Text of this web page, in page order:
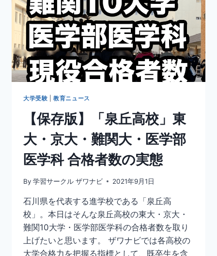
『2021
年
度
入
試
果』
詳
解
大学受験 |教育ニュース
【保存版】「泉丘高校」東
大・京大・難関大・医学部
医学科 合格者数の実態
By 学習サークル ザワナビ 2021年9月1日
石川県を代表する進学校である「泉丘高
校」。本日はそんな泉丘高校の東大・京大・
難関10大学・医学部医学科の合格者数を取り
上げたいと思います。 ザワナビでは各高校の
大学合格力を把握る指標として、既卒生を含